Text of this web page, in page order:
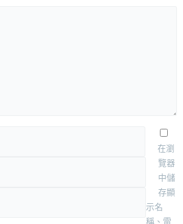
在瀏
覽器
中儲
存顯
示名
稱、電